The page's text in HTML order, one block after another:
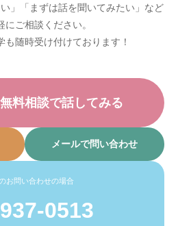
」「まずは話を聞いてみたい」など
にご相談ください。
も随時受け付けております！
料相談で話してみる
メールで問い合わせ
お問い合わせの場合
0513